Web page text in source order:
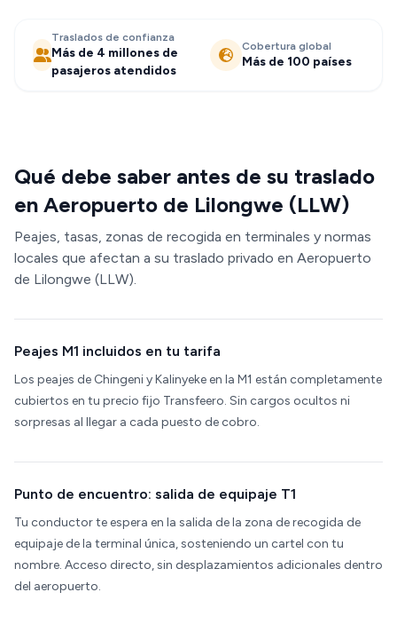
Traslados de confianza
Más de 4 millones de
pasajeros atendidos
Cobertura global
Más de 100 países
Qué debe saber antes de su traslado
en Aeropuerto de Lilongwe (LLW)
Peajes, tasas, zonas de recogida en terminales y normas
locales que afectan a su traslado privado en Aeropuerto
de Lilongwe (LLW).
Peajes M1 incluidos en tu tarifa
Los peajes de Chingeni y Kalinyeke en la M1 están completamente
cubiertos en tu precio fijo Transfeero. Sin cargos ocultos ni
sorpresas al llegar a cada puesto de cobro.
Punto de encuentro: salida de equipaje T1
Tu conductor te espera en la salida de la zona de recogida de
equipaje de la terminal única, sosteniendo un cartel con tu
nombre. Acceso directo, sin desplazamientos adicionales dentro
del aeropuerto.